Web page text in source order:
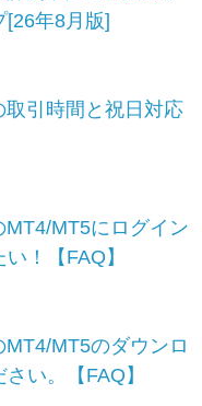
[26年8月版]
引時間と祝日対応
MT5にログイン
！【FAQ】
MT5のダウンロ
い。【FAQ】